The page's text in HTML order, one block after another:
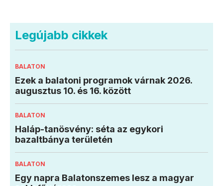
Legújabb cikkek
BALATON
Ezek a balatoni programok várnak 2026.
augusztus 10. és 16. között
BALATON
Haláp-tanösvény: séta az egykori
bazaltbánya területén
BALATON
Egy napra Balatonszemes lesz a magyar